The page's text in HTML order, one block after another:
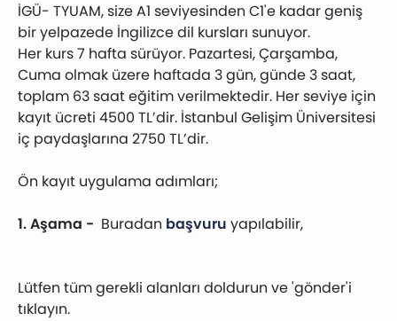
İGÜ- TYUAM, size A1 seviyesinden C1'e kadar geniş
bir yelpazede İngilizce dil kursları sunuyor.
Her kurs 7 hafta sürüyor. Pazartesi, Çarşamba,
Cuma olmak üzere haftada 3 gün, günde 3 saat,
toplam 63 saat eğitim verilmektedir. Her seviye için
kayıt ücreti 4500 TL’dir. İstanbul Gelişim Üniversitesi
iç paydaşlarına 2750 TL’dir.
Ön kayıt uygulama adımları;
1. Aşama - Buradan başvuru yapılabilir,
Lütfen tüm gerekli alanları doldurun ve 'gönder'i
tıklayın.